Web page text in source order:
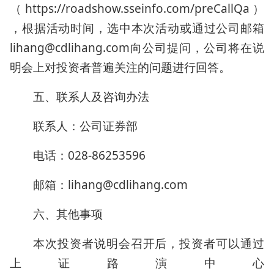
（https://roadshow.sseinfo.com/preCallQa）
，根据活动时间，选中本次活动或通过公司邮箱
lihang@cdlihang.com向公司提问，公司将在说
明会上对投资者普遍关注的问题进行回答。
五、联系人及咨询办法
联系人：公司证券部
电话：028-86253596
邮箱：lihang@cdlihang.com
六、其他事项
本次投资者说明会召开后，投资者可以通过
上证路演中心